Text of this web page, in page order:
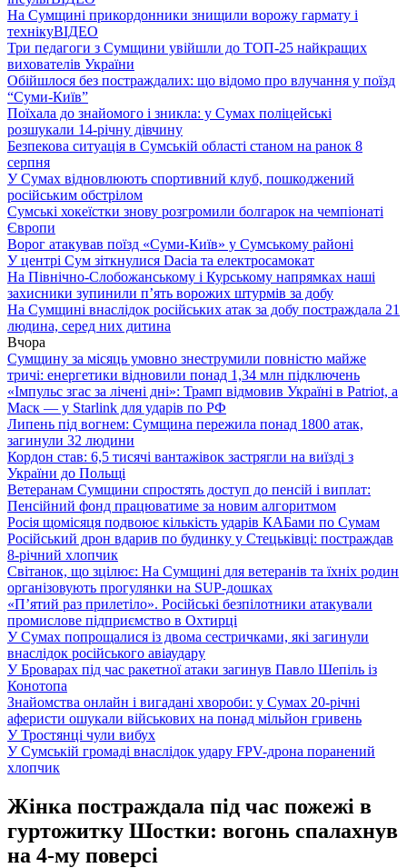
На Сумщині прикордонники знищили ворожу гармату і
технікуВІДЕО
Три педагоги з Сумщини увійшли до ТОП-25 найкращих
вихователів України
Обійшлося без постраждалих: що відомо про влучання у поїзд
“Суми-Київ”
Поїхала до знайомого і зникла: у Сумах поліцейські
розшукали 14-річну дівчину
Безпекова ситуація в Сумській області станом на ранок 8
серпня
У Сумах відновлюють спортивний клуб, пошкоджений
російським обстрілом
Сумські хокеїстки знову розгромили болгарок на чемпіонаті
Європи
Ворог атакував поїзд «Суми-Київ» у Сумському районі
У центрі Сум зіткнулися Dacia та електросамокат
На Північно-Слобожанському і Курському напрямках наші
захисники зупинили п’ять ворожих штурмів за добу
На Сумщині внаслідок російських атак за добу постраждала 21
людина, серед них дитина
Вчора
Сумщину за місяць умовно знеструмили повністю майже
тричі: енергетики відновили понад 1,34 млн підключень
«Імпульс згас за лічені дні»: Трамп відмовив Україні в Patriot, а
Маск — у Starlink для ударів по РФ
Липень під вогнем: Сумщина пережила понад 1800 атак,
загинули 32 людини
Кордон став: 6,5 тисячі вантажівок застрягли на виїзді з
України до Польщі
Ветеранам Сумщини спростять доступ до пенсій і виплат:
Пенсійний фонд працюватиме за новим алгоритмом
Росія щомісяця подвоює кількість ударів КАБами по Сумам
Російський дрон вдарив по будинку у Стецьківці: постраждав
8-річний хлопчик
Світанок, що зцілює: На Сумщині для ветеранів та їхніх родин
організовують прогулянки на SUP-дошках
«П’ятий раз прилетіло». Російські безпілотники атакували
промислове підприємство в Охтирці
У Сумах попрощалися із двома сестричками, які загинули
внаслідок російського авіаудару
У Броварах під час ракетної атаки загинув Павло Шепіль із
Конотопа
Знайомства онлайн і вигадані хвороби: у Сумах 20-річні
аферисти ошукали військових на понад мільйон гривень
У Тростянці чули вибух
У Сумській громаді внаслідок удару FPV-дрона поранений
хлопчик
Жінка постраждала під час пожежі в
гуртожитку Шостки: вогонь спалахнув
на 4-му поверсі